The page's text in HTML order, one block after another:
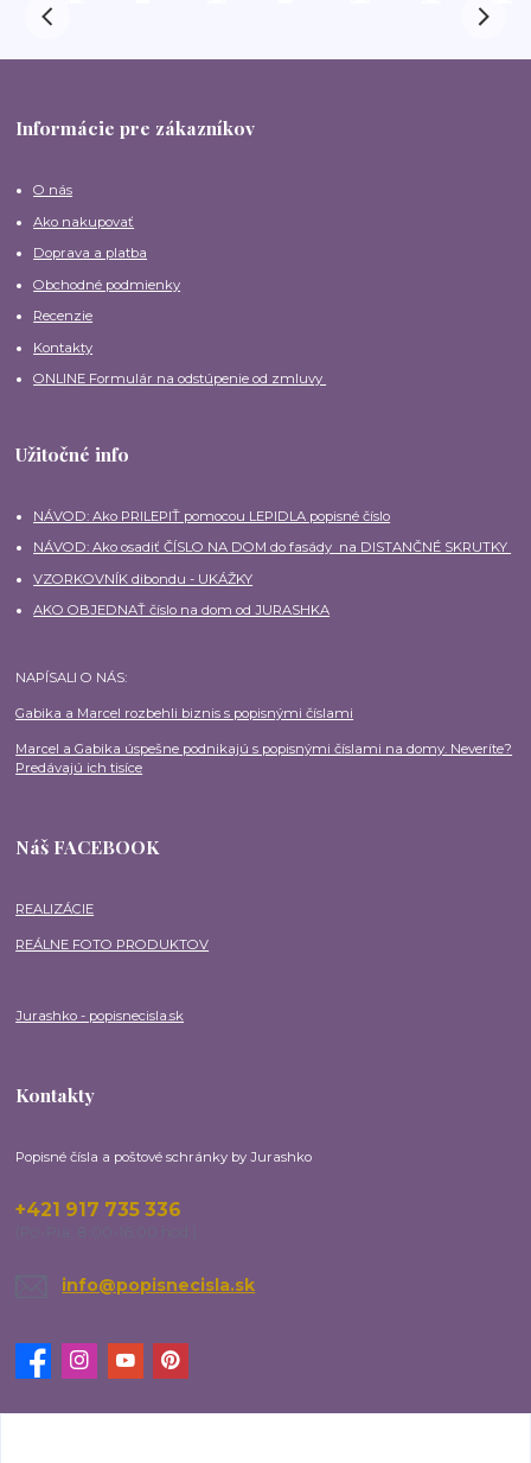
Informácie pre zákazníkov
O nás
Ako nakupovať
Doprava a platba
Obchodné podmienky
Recenzie
Kontakty
ONLINE Formulár na odstúpenie od zmluvy
Užitočné info
NÁVOD: Ako PRILEPIŤ pomocou LEPIDLA popisné číslo
NÁVOD: Ako osadiť ČÍSLO NA DOM do fasády na DISTANČNÉ SKRUTKY
VZORKOVNÍK dibondu - UKÁŽKY
AKO OBJEDNAŤ číslo na dom od JURASHKA
NAPÍSALI O NÁS:
Gabika a Marcel rozbehli biznis s popisnými číslami
Marcel a Gabika úspešne podnikajú s popisnými číslami na domy. Neveríte?
Predávajú ich tisíce
Náš FACEBOOK
REALIZÁCIE
REÁLNE FOTO PRODUKTOV
Jurashko - popisnecisla.sk
Kontakty
Popisné čísla a poštové schránky by Jurashko
+421 917 735 336
info@popisnecisla.sk